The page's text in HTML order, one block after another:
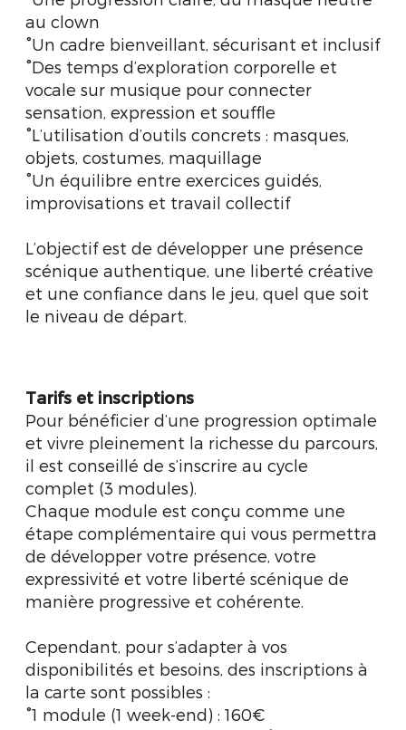
au clown
°Un cadre bienveillant, sécurisant et inclusif
°Des temps d’exploration corporelle et
vocale sur musique pour connecter
sensation, expression et souffle
°L’utilisation d’outils concrets : masques,
objets, costumes, maquillage
°Un équilibre entre exercices guidés,
improvisations et travail collectif
L’objectif est de développer une présence
scénique authentique, une liberté créative
et une confiance dans le jeu, quel que soit
le niveau de départ.
Tarifs et inscriptions
Pour bénéficier d’une progression optimale
et vivre pleinement la richesse du parcours,
il est conseillé de s’inscrire au cycle
complet (3 modules).
Chaque module est conçu comme une
étape complémentaire qui vous permettra
de développer votre présence, votre
expressivité et votre liberté scénique de
manière progressive et cohérente.
Cependant, pour s’adapter à vos
disponibilités et besoins, des inscriptions à
la carte sont possibles :
°1 module (1 week-end) : 160€